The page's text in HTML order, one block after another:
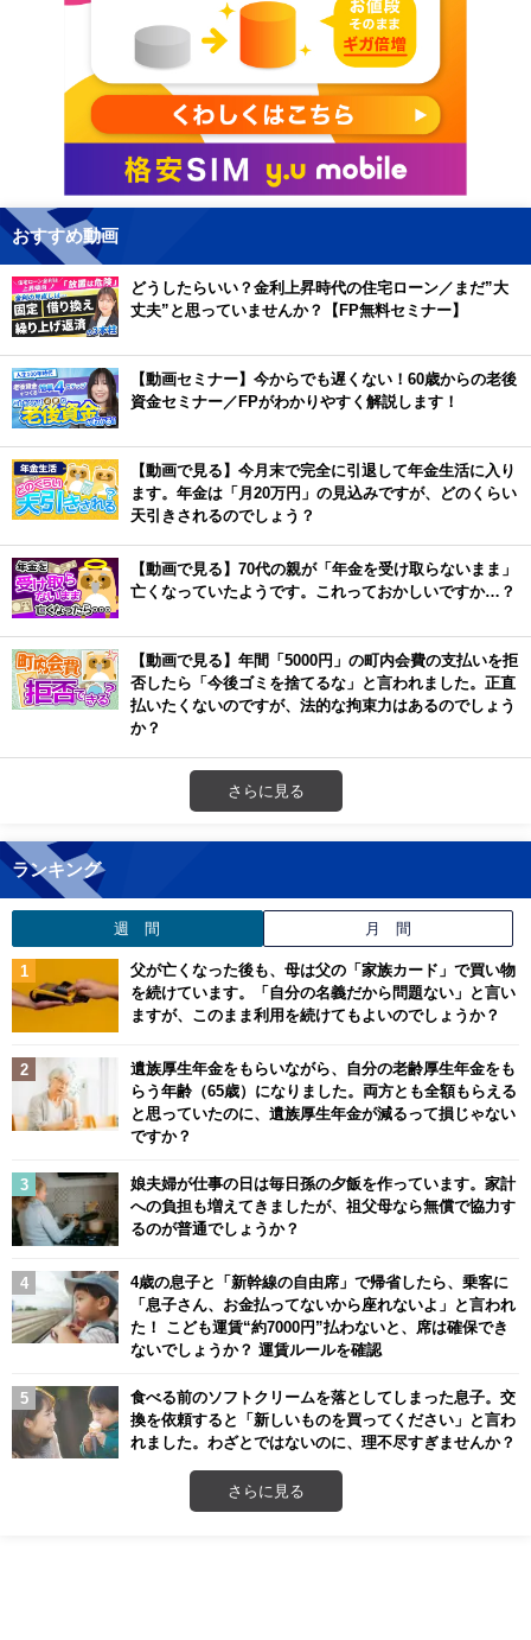
おすすめ動画
どうしたらいい？金利上昇時代の住宅ローン／まだ”大
丈夫”と思っていませんか？【FP無料セミナー】
【動画セミナー】今からでも遅くない！60歳からの老後
資金セミナー／FPがわかりやすく解説します！
【動画で見る】今月末で完全に引退して年金生活に入り
ます。年金は「月20万円」の見込みですが、どのくらい
天引きされるのでしょう？
【動画で見る】70代の親が「年金を受け取らないまま」
亡くなっていたようです。これっておかしいですか…？
【動画で見る】年間「5000円」の町内会費の支払いを拒
否したら「今後ゴミを捨てるな」と言われました。正直
払いたくないのですが、法的な拘束力はあるのでしょう
か？
さらに見る
ランキング
週 間 月 間
父が亡くなった後も、母は父の「家族カード」で買い物
を続けています。「自分の名義だから問題ない」と言い
ますが、このまま利用を続けてもよいのでしょうか？
遺族厚生年金をもらいながら、自分の老齢厚生年金をも
らう年齢（65歳）になりました。両方とも全額もらえる
と思っていたのに、遺族厚生年金が減るって損じゃない
ですか？
娘夫婦が仕事の日は毎日孫の夕飯を作っています。家計
への負担も増えてきましたが、祖父母なら無償で協力す
るのが普通でしょうか？
4歳の息子と「新幹線の自由席」で帰省したら、乗客に
「息子さん、お金払ってないから座れないよ」と言われ
た！ こども運賃“約7000円”払わないと、席は確保でき
ないでしょうか？ 運賃ルールを確認
食べる前のソフトクリームを落としてしまった息子。交
換を依頼すると「新しいものを買ってください」と言わ
れました。わざとではないのに、理不尽すぎませんか？
さらに見る